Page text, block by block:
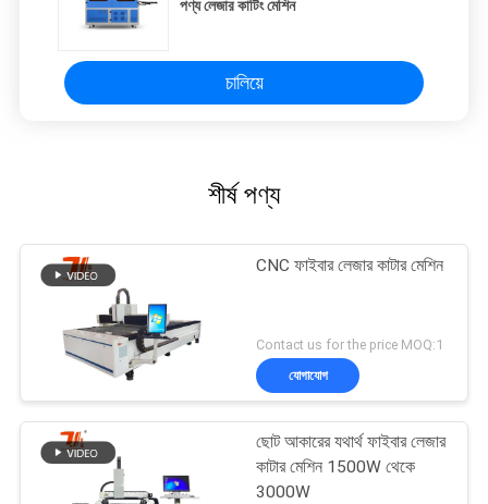
পণ্য লেজার কাটিং মেশিন
চালিয়ে
শীর্ষ পণ্য
CNC ফাইবার লেজার কাটার মেশিন
Contact us for the price MOQ:1
যোগাযোগ
ছোট আকারের যথার্থ ফাইবার লেজার
কাটার মেশিন 1500W থেকে
3000W